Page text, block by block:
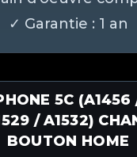
5C
/ A1532)
BOUTON HOME